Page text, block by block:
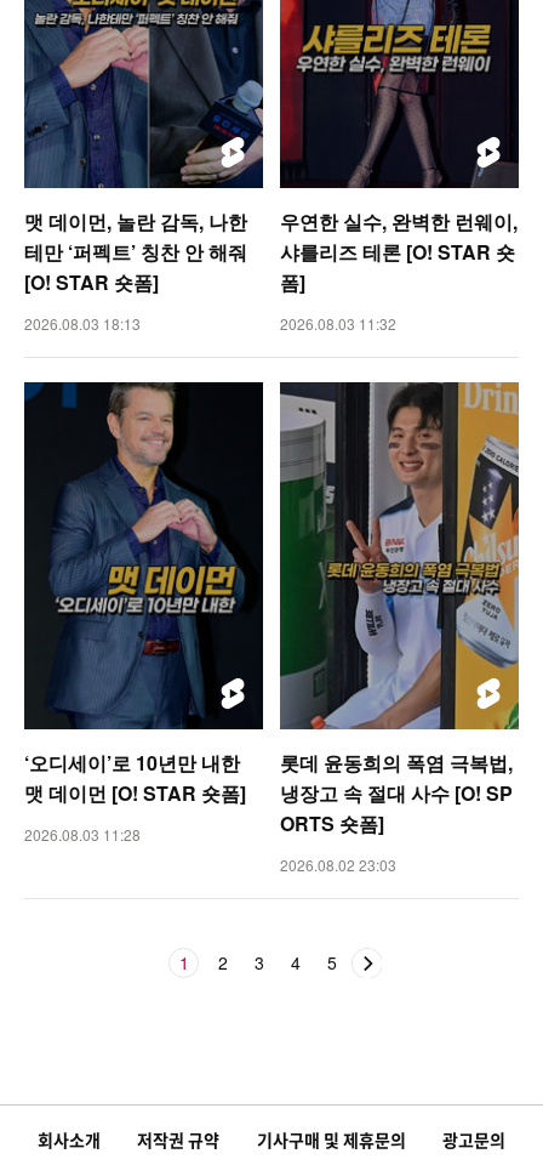
맷 데이먼, 놀란 감독, 나한
테만 ‘퍼펙트’ 칭찬 안 해줘
[O! STAR 숏폼]
2026.08.03 18:13
우연한 실수, 완벽한 런웨이,
샤를리즈 테론 [O! STAR 숏
폼]
2026.08.03 11:32
‘오디세이’로 10년만 내한
맷 데이먼 [O! STAR 숏폼]
2026.08.03 11:28
롯데 윤동희의 폭염 극복법,
냉장고 속 절대 사수 [O! SP
ORTS 숏폼]
2026.08.02 23:03
1 2 3 4 5
회사소개 저작권 규약 기사구매 및 제휴문의 광고문의